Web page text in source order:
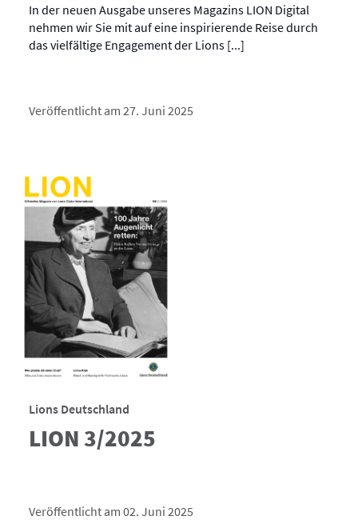
In der neuen Ausgabe unseres Magazins LION Digital
nehmen wir Sie mit auf eine inspirierende Reise durch
das vielfältige Engagement der Lions [...]
Veröffentlicht am 27. Juni 2025
Lions Deutschland
LION 3/2025
Veröffentlicht am 02. Juni 2025